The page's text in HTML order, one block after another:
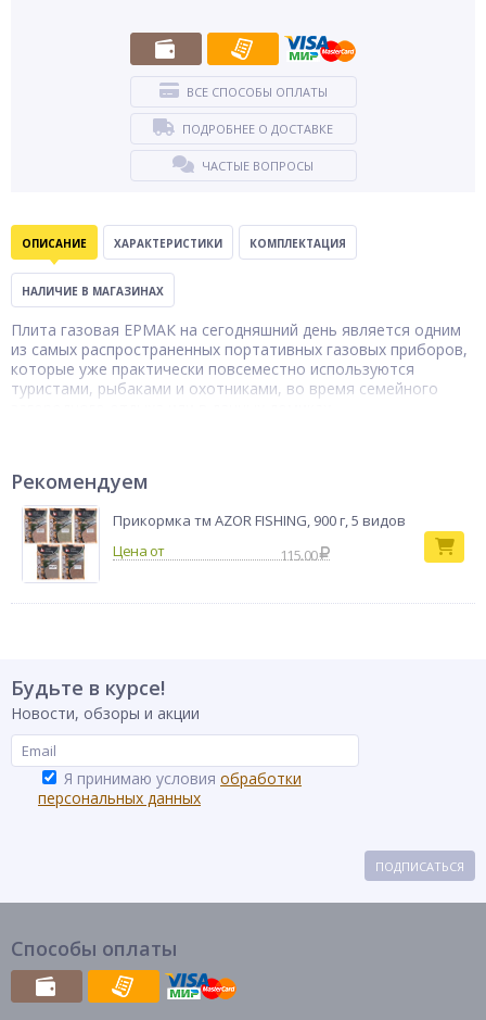
ВСЕ СПОСОБЫ ОПЛАТЫ
ПОДРОБНЕЕ О ДОСТАВКЕ
ЧАСТЫЕ ВОПРОСЫ
ОПИСАНИЕ ХАРАКТЕРИСТИКИ КОМПЛЕКТАЦИЯ
НАЛИЧИЕ В МАГАЗИНАХ
Плита газовая ЕРМАК на сегодняшний день является одним
из самых распространенных портативных газовых приборов,
которые уже практически повсеместно используются
туристами, рыбаками и охотниками, во время семейного
Рекомендуем
Прикормка тм AZOR FISHING, 900 г, 5 видов
115.00
Будьте в курсе!
Новости, обзоры и акции
Я принимаю условия обработки
персональных данных
ПОДПИСАТЬСЯ
Способы оплаты